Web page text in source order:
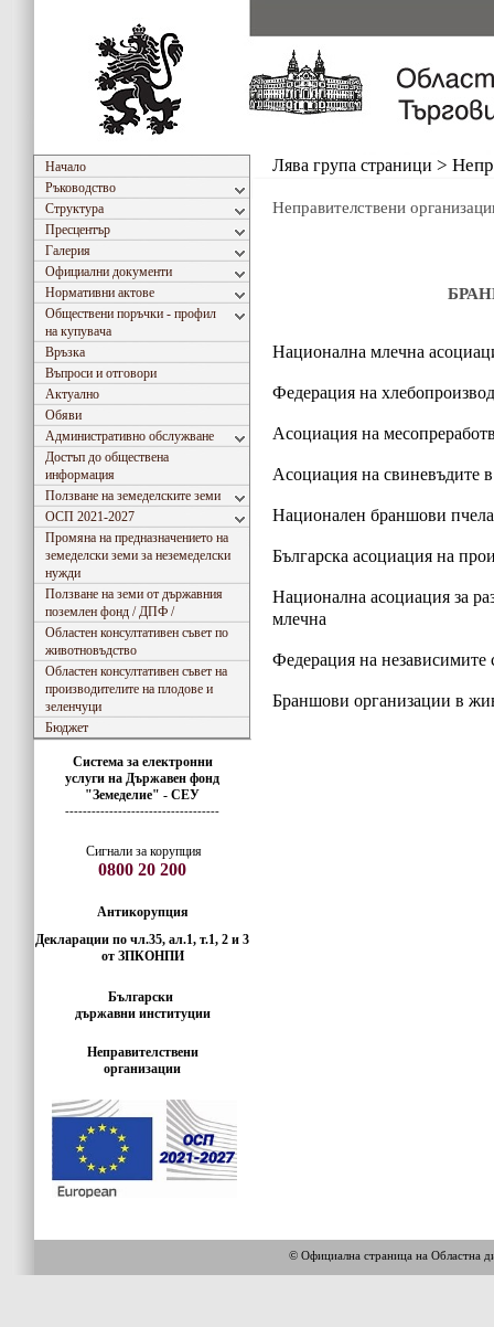
Начало
Ръководство
Структура
Пресцентър
Галерия
Официални документи
Нормативни актове
Обществени поръчки - профил
на купувача
Връзка
Въпроси и отговори
Актуално
Обяви
Административно обслужване
Достъп до обществена
информация
Ползване на земеделските земи
ОСП 2021-2027
Промяна на предназначението на
земеделски земи за неземеделски
нужди
Ползване на земи от държавния
поземлен фонд / ДПФ /
Областен консултативен съвет по
животновъдство
Областен консултативен съвет на
производителите на плодове и
зеленчуци
Бюджет
Система за електронни
услуги на Държавен фонд
"Земеделие" - СЕУ
-----------------------------------
Сигнали за корупция
0800 20 200
Антикорупция
Декларации по чл.35, ал.1, т.1, 2 и 3
от ЗПКОНПИ
Български
държавни институции
Неправителствени
организации
Лява група страници >
Неправителствени
Национална млечна
Федерация на
Асоциация на
Асоциация на свиневъдите
Национален браншови
Българска асоциация на
Национална асоциация за
млечна
Федерация на
Браншови организации в
© Официална страница на